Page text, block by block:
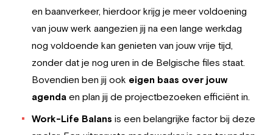
en baanverkeer, hierdoor krijg je meer voldoening
van jouw werk aangezien jij na een lange werkdag
nog voldoende kan genieten van jouw vrije tijd,
zonder dat je nog uren in de Belgische files staat.
Bovendien ben jij ook eigen baas over jouw
agenda en plan jij de projectbezoeken efficiënt in.
Work-Life Balans is een belangrijke factor bij deze